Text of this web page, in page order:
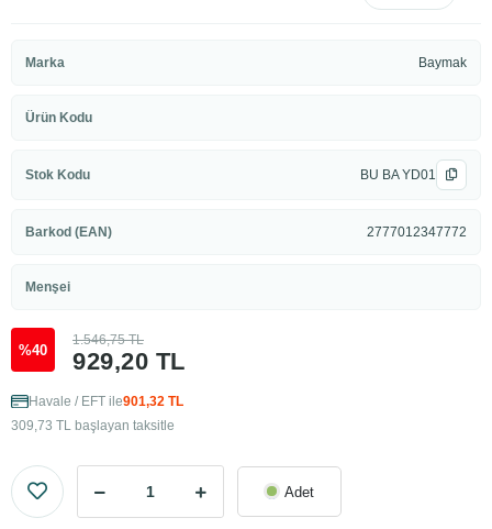
Marka Baymak
Ürün Kodu
Stok Kodu BU BA YD01
Barkod (EAN) 2777012347772
Menşei
%40 929,20 TL
1.546,75 TL
Havale / EFT ile901,32 TL
309,73 TL başlayan taksitle
Adet